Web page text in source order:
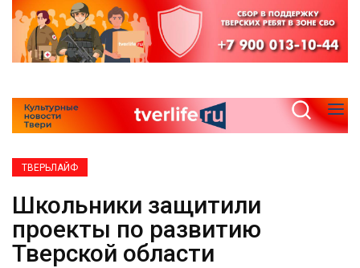
ТВЕРЬЛАЙФ
Школьники защитили
проекты по развитию
Тверской области